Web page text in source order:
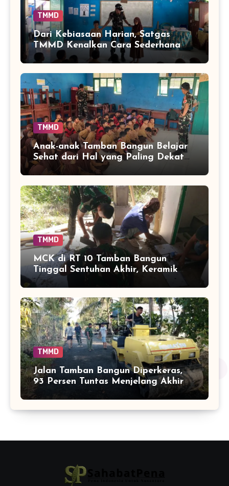
TMMD
Dari Kebiasaan Harian, Satgas
TMMD Kenalkan Cara Sederhana
Mencegah Penyakit Sejak Dini
TMMD
Anak-anak Tamban Bangun Belajar
Sehat dari Hal yang Paling Dekat
dengan Keseharian
TMMD
MCK di RT 10 Tamban Bangun
Tinggal Sentuhan Akhir, Keramik
Capai 75 Persen
TMMD
Jalan Tamban Bangun Diperkeras,
93 Persen Tuntas Menjelang Akhir
TMMD